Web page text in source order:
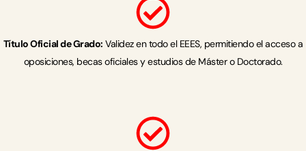
Título Oficial de Grado: Validez en todo el EEES, permitiendo el acceso a
oposiciones, becas oficiales y estudios de Máster o Doctorado.